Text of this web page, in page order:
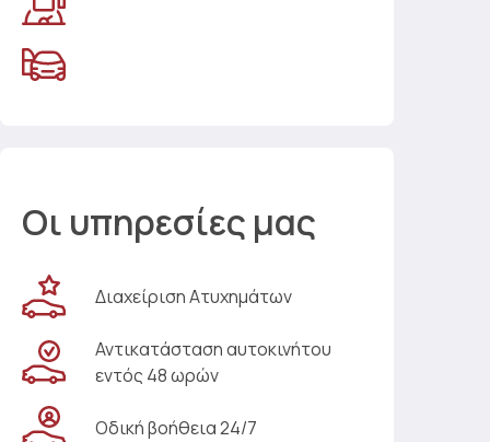
Οι υπηρεσίες μας
Διαχείριση Ατυχημάτων
Αντικατάσταση αυτοκινήτου
εντός 48 ωρών
Οδική βοήθεια 24/7